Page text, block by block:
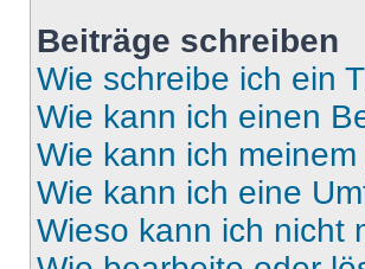
Beiträge schreiben
Wie schreibe ich ein
Wie kann ich einen
Wie kann ich
Wie kann ich eine
Wieso kann ich nicht